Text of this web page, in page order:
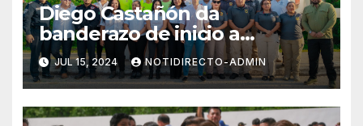
Diego Castañón da
banderazo de inicio a
Operativo Verano Seguro
2024
JUL 15, 2024 NOTIDIRECTO-ADMIN